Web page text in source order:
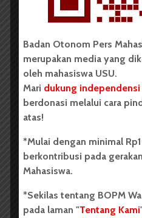
Oleh: Iyusarah Pakpahan
BERITA KAMPUS
Dua Mahasiswa
USU Torehkan
PEKSIMIDA 2026
Oleh: Syarifah Sarah
Badan Otonom Pers
merupakan media yang
oleh mahasiswa USU.
Mari dukung independensi
berdonasi melalui cara
atas!
*Mulai dengan minimal
berkontribusi pada
Mahasiswa.
*Sekilas tentang BOPM
pada laman "Tentang Kami